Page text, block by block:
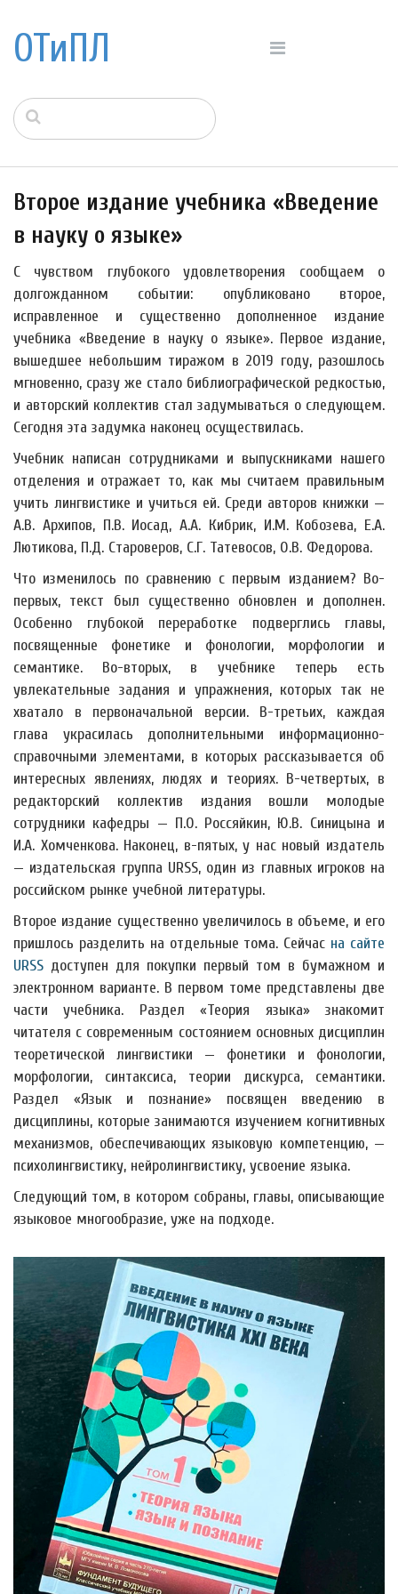
ОТиПЛ
Второе издание учебника «Введение
в науку о языке»
С чувством глубокого удовлетворения сообщаем о
долгожданном событии: опубликовано второе,
исправленное и существенно дополненное издание
учебника «Введение в науку о языке». Первое издание,
вышедшее небольшим тиражом в 2019 году, разошлось
мгновенно, сразу же стало библиографической редкостью,
и авторский коллектив стал задумываться о следующем.
Сегодня эта задумка наконец осуществилась.
Учебник написан сотрудниками и выпускниками нашего
отделения и отражает то, как мы считаем правильным
учить лингвистике и учиться ей. Среди авторов книжки —
А.В. Архипов, П.В. Иосад, А.А. Кибрик, И.М. Кобозева, Е.А.
Лютикова, П.Д. Староверов, С.Г. Татевосов, О.В. Федорова.
Что изменилось по сравнению с первым изданием? Во-
первых, текст был существенно обновлен и дополнен.
Особенно глубокой переработке подверглись главы,
посвященные фонетике и фонологии, морфологии и
семантике. Во-вторых, в учебнике теперь есть
увлекательные задания и упражнения, которых так не
хватало в первоначальной версии. В-третьих, каждая
глава украсилась дополнительными информационно-
справочными элементами, в которых рассказывается об
интересных явлениях, людях и теориях. В-четвертых, в
редакторский коллектив издания вошли молодые
сотрудники кафедры — П.О. Россяйкин, Ю.В. Синицына и
И.А. Хомченкова. Наконец, в-пятых, у нас новый издатель
— издательская группа URSS, один из главных игроков на
российском рынке учебной литературы.
Второе издание существенно увеличилось в объеме, и его
пришлось разделить на отдельные тома. Сейчас на сайте
URSS доступен для покупки первый том в бумажном и
электронном варианте. В первом томе представлены две
части учебника. Раздел «Теория языка» знакомит
читателя с современным состоянием основных дисциплин
теоретической лингвистики — фонетики и фонологии,
морфологии, синтаксиса, теории дискурса, семантики.
Раздел «Язык и познание» посвящен введению в
дисциплины, которые занимаются изучением когнитивных
механизмов, обеспечивающих языковую компетенцию, —
психолингвистику, нейролингвистику, усвоение языка.
Следующий том, в котором собраны, главы, описывающие
языковое многообразие, уже на подходе.